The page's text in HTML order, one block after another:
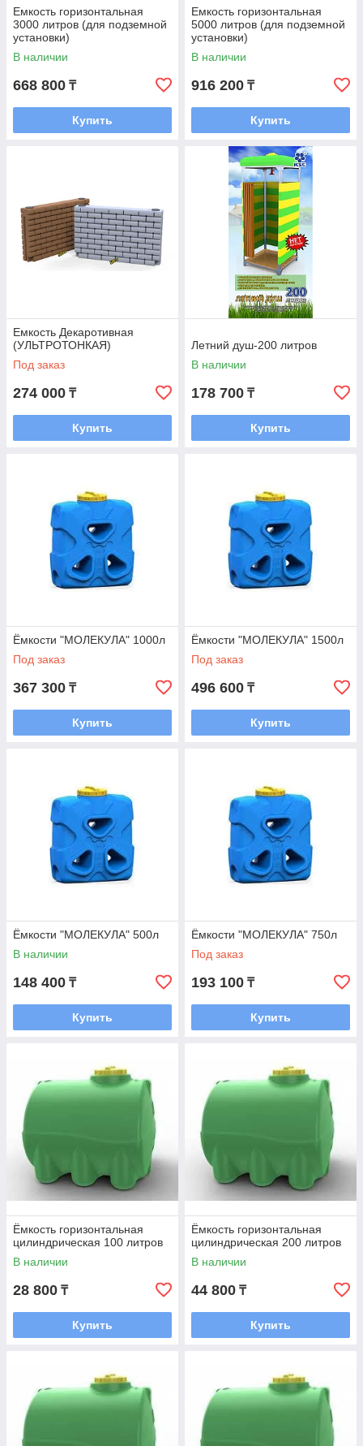
Емкость горизонтальная
3000 литров (для подземной
установки)
В наличии
668 800 ₸
Купить
Емкость горизонтальная
5000 литров (для подземной
установки)
В наличии
916 200 ₸
Купить
Емкость Декаротивная
(УЛЬТРОТОНКАЯ)
Под заказ
274 000 ₸
Купить
Летний душ-200 литров
В наличии
178 700 ₸
Купить
Ёмкости "МОЛЕКУЛА" 1000л
Под заказ
367 300 ₸
Купить
Ёмкости "МОЛЕКУЛА" 1500л
Под заказ
496 600 ₸
Купить
Ёмкости "МОЛЕКУЛА" 500л
В наличии
148 400 ₸
Купить
Ёмкости "МОЛЕКУЛА" 750л
Под заказ
193 100 ₸
Купить
Ёмкость горизонтальная
цилиндрическая 100 литров
В наличии
28 800 ₸
Купить
Ёмкость горизонтальная
цилиндрическая 200 литров
В наличии
44 800 ₸
Купить